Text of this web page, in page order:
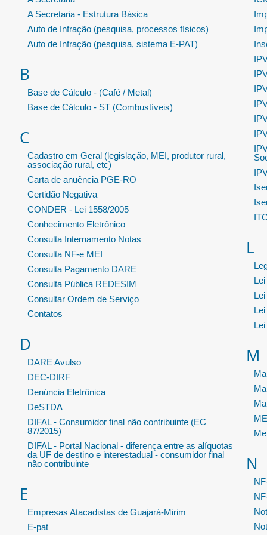
A Secretaria - Estrutura Básica
Auto de Infração (pesquisa, processos físicos)
Auto de Infração (pesquisa, sistema E-PAT)
B
Base de Cálculo - (Café / Metal)
Base de Cálculo - ST (Combustíveis)
C
Cadastro em Geral (legislação, MEI, produtor rural,
associação rural, etc)
Carta de anuência PGE-RO
Certidão Negativa
CONDER - Lei 1558/2005
Conhecimento Eletrônico
Consulta Internamento Notas
Consulta NF-e MEI
Consulta Pagamento DARE
Consulta Pública REDESIM
Consultar Ordem de Serviço
Contatos
D
DARE Avulso
DEC-DIRF
Denúncia Eletrônica
DeSTDA
DIFAL - Consumidor final não contribuinte (EC
87/2015)
DIFAL - Portal Nacional - diferença entre as alíquotas
da UF de destino e interestadual - consumidor final
não contribuinte
E
Empresas Atacadistas de Guajará-Mirim
E-pat
L
M
N